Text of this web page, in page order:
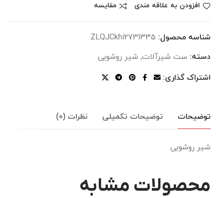
افزودن به علاقه مندی مقایسه
شناسه محصول: ZLQJCkhi2731335
دسته: ست شیرآلات, شیر روشویی
اشتراک گذاری:
توضیحات توضیحات تکمیلی نظرات (0)
شیر روشویی
محصولات مشابه